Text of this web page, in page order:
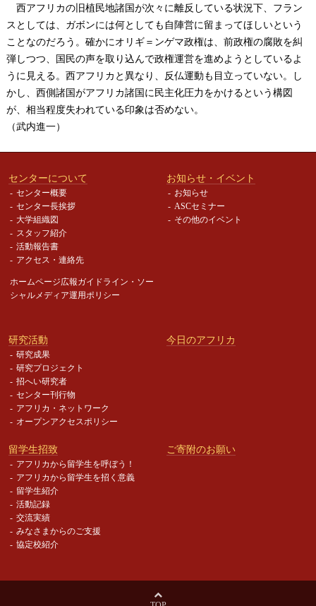
西アフリカの旧植民地諸国が次々に離反している状況下、フラン
スとしては、ガボンには何としても自陣営に留まってほしいという
ことなのだろう。確かにオリギ＝ンゲマ政権は、前政権の腐敗を糾
弾しつつ、国民の声を取り込んで政権運営を進めようとしているよ
うに見える。西アフリカと異なり、反仏運動も目立っていない。し
かし、西側諸国がアフリカ諸国に民主化圧力をかけるという構図
が、相当程度失われている印象は否めない。
（武内進一）
センターについて
センター概要
センター長挨拶
大学組織図
スタッフ紹介
活動報告書
アクセス・連絡先
ホームページ広報ガイドライン・ ソー
シャルメディア運用ポリシー
お知らせ・イベント
お知らせ
ASCセミナー
その他のイベント
研究活動
研究成果
研究プロジェクト
招へい研究者
センター刊行物
アフリカ・ネットワーク
オープンアクセスポリシー
今日のアフリカ
留学生招致
アフリカから留学生を呼ぼう！
アフリカから留学生を招く意義
留学生紹介
活動記録
交流実績
みなさまからのご支援
協定校紹介
ご寄附のお願い